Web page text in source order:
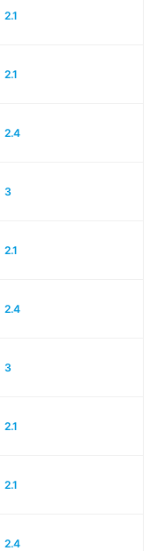
2.1
2.1
2.4
3
2.1
2.4
3
2.1
2.1
2.4